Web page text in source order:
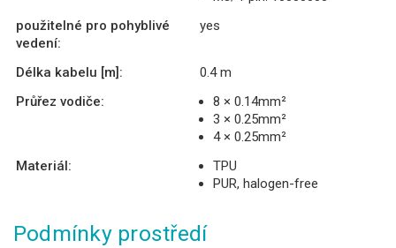
použitelné pro pohyblivé
vedení:
yes
Délka kabelu [m]:
0.4 m
Průřez vodiče:
8 × 0.14mm²
3 × 0.25mm²
4 × 0.25mm²
Materiál:
TPU
PUR, halogen-free
Podmínky prostředí